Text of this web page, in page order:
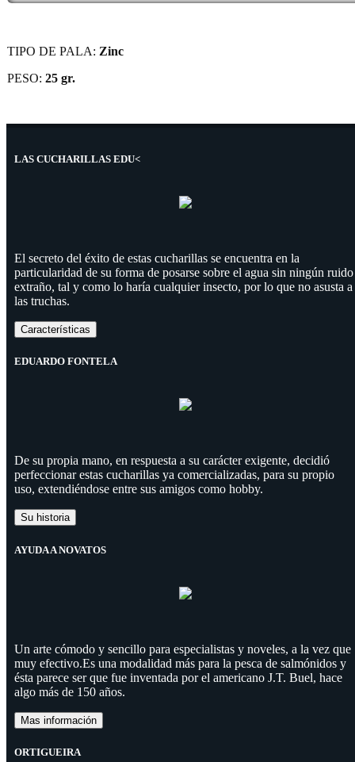
TIPO DE PALA: Zinc
PESO: 25 gr.
LAS CUCHARILLAS EDU<
El secreto del éxito de estas cucharillas se encuentra en la
particularidad de su forma de posarse sobre el agua sin ningún ruido
extraño, tal y como lo haría cualquier insecto, por lo que no asusta a
las truchas.
Características
EDUARDO FONTELA
De su propia mano, en respuesta a su carácter exigente, decidió
perfeccionar estas cucharillas ya comercializadas, para su propio
uso, extendiéndose entre sus amigos como hobby.
Su historia
AYUDA A NOVATOS
Un arte cómodo y sencillo para especialistas y noveles, a la vez que
muy efectivo.Es una modalidad más para la pesca de salmónidos y
ésta parece ser que fue inventada por el americano J.T. Buel, hace
algo más de 150 años.
Mas información
ORTIGUEIRA